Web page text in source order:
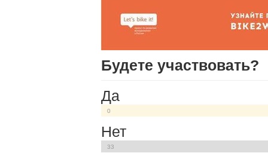
Будете участвовать?
Да
0
Нет
33